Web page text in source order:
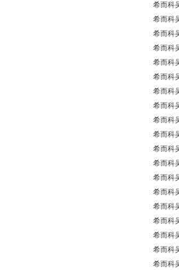
希而科
希而科
希而科
希而科
希而科
希而科
希而科
希而科
希而科
希而科
希而科
希而科
希而科
希而科
希而科
希而科
希而科
希而科
希而科